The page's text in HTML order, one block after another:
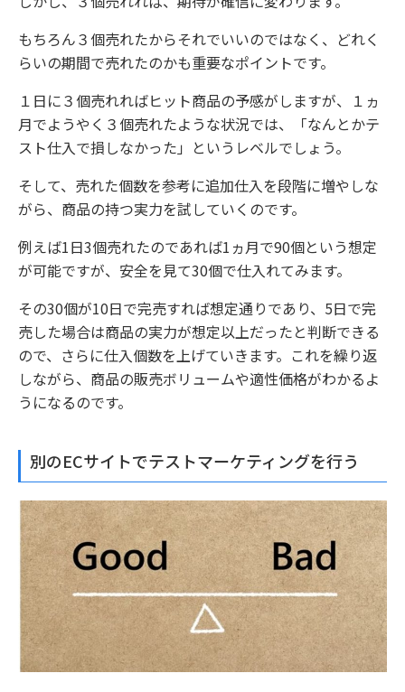
もちろん３個売れたからそれでいいのではなく、どれく
らいの期間で売れたのかも重要なポイントです。
１日に３個売れればヒット商品の予感がしますが、１ヵ
月でようやく３個売れたような状況では、「なんとかテ
スト仕入で損しなかった」というレベルでしょう。
そして、売れた個数を参考に追加仕入を段階に増やしな
がら、商品の持つ実力を試していくのです。
例えば1日3個売れたのであれば1ヵ月で90個という想定
が可能ですが、安全を見て30個で仕入れてみます。
その30個が10日で完売すれば想定通りであり、5日で完
売した場合は商品の実力が想定以上だったと判断できる
ので、さらに仕入個数を上げていきます。これを繰り返
しながら、商品の販売ボリュームや適性価格がわかるよ
うになるのです。
別のECサイトでテストマーケティングを行う